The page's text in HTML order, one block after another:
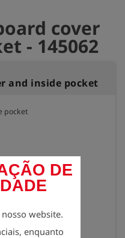
DE
website.
enquanto
cover
- 145062
and inside pocket
pocket